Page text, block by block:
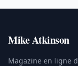
Mike Atkinson
Magazine en ligne